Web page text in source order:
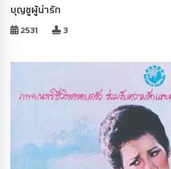
บุญชูผู้น่ารัก
2531 3